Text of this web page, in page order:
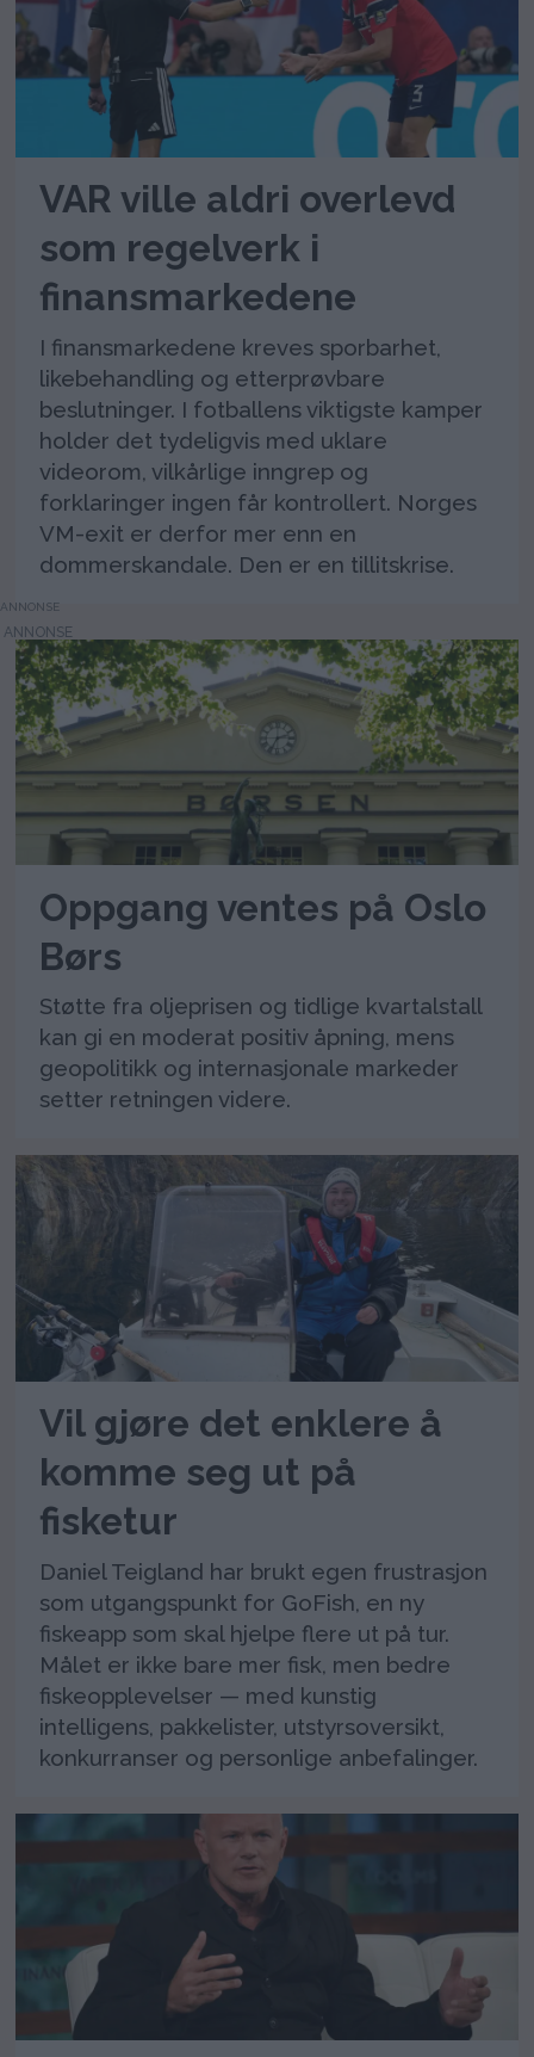
VAR ville aldri overlevd
som regelverk i
finansmarkedene
I finansmarkedene kreves sporbarhet,
likebehandling og etterprøvbare
beslutninger. I fotballens viktigste kamper
holder det tydeligvis med uklare
videorom, vilkårlige inngrep og
forklaringer ingen får kontrollert. Norges
VM-exit er derfor mer enn en
dommerskandale. Den er en tillitskrise.
ANNONSE
Oppgang ventes på Oslo
Børs
Støtte fra oljeprisen og tidlige kvartalstall
kan gi en moderat positiv åpning, mens
geopolitikk og internasjonale markeder
setter retningen videre.
Vil gjøre det enklere å
komme seg ut på
fisketur
Daniel Teigland har brukt egen frustrasjon
som utgangspunkt for GoFish, en ny
fiskeapp som skal hjelpe flere ut på tur.
Målet er ikke bare mer fisk, men bedre
fiskeopplevelser — med kunstig
intelligens, pakkelister, utstyrsoversikt,
konkurranser og personlige anbefalinger.